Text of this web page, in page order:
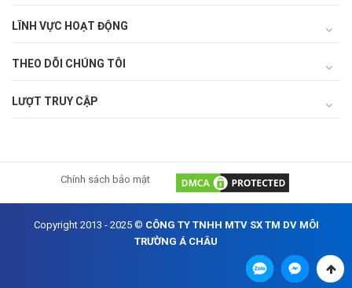
LĨNH VỰC HOẠT ĐỘNG
THEO DÕI CHÚNG TÔI
LƯỢT TRUY CẬP
Chính sách bảo mật
Copyright 2013 - 2025 © CÔNG TY TNHH MTV SX TM DV MÔI
TRƯỜNG Á CHÂU